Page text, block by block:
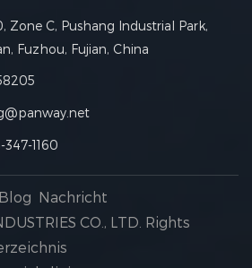
Zone C, Pushang Industrial Park,
Fuzhou, Fujian, China
347-1160
Blog Nachricht
CO., LTD. Rights